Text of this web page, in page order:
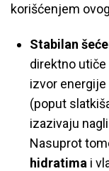
korišćenjem
Stabilan
direktno utiče
izvor energije
(poput
izazivaju
Nasuprot
hidratima i